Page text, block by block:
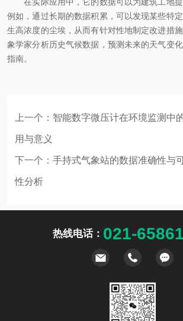
例如，通过长期的数据积累，可以发现某些特
生高浓度的尘埃，从而有针对性地制定改进措
象学家分析历史气候数据，预测未来的天气变
指南。
上一个： 智能数字微压计在环境监测中
用与意义
下一个： 手持式气象站的数据准确性与
性分析
热线电话： 021-